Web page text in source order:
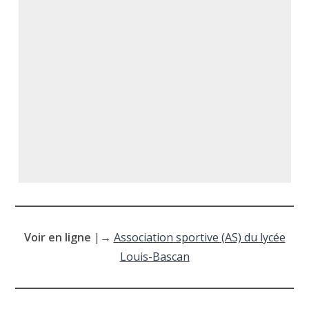
Voir en ligne |→ Association sportive (AS) du lycée
Louis-Bascan